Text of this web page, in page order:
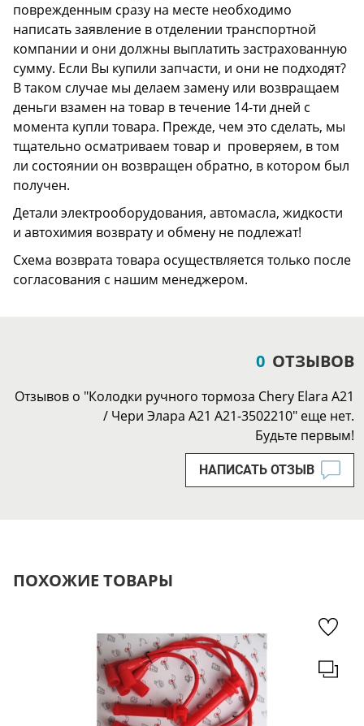
поврежденным сразу на месте необходимо
написать заявление в отделении транспортной
компании и они должны выплатить застрахованную
сумму. Если Вы купили запчасти, и они не подходят?
В таком случае мы делаем замену или возвращаем
деньги взамен на товар в течение 14-ти дней с
момента купли товара. Прежде, чем это сделать, мы
тщательно осматриваем товар и проверяем, в том
ли состоянии он возвращен обратно, в котором был
получен.
Детали электрооборудования, автомасла, жидкости
и автохимия возврату и обмену не подлежат!
Схема возврата товара осуществляется только после
согласования с нашим менеджером.
0 ОТЗЫВОВ
Отзывов о "Колодки ручного тормоза Chery Elara A21
/ Чери Элара A21 A21-3502210" еще нет.
Будьте первым!
НАПИСАТЬ ОТЗЫВ
ПОХОЖИЕ ТОВАРЫ